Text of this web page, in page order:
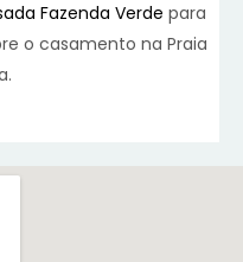
Fazenda Verde para
o casamento na Praia